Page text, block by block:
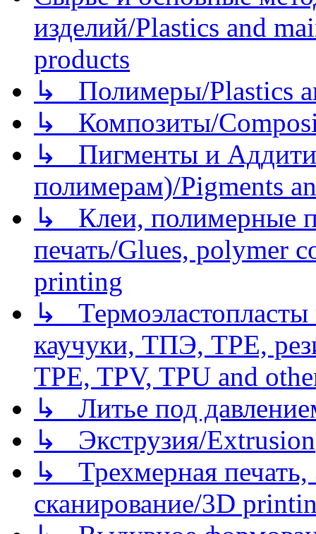
изделий/Plastics and
products
↳ Полимеры/Plastics
↳ Композиты/
↳ Пигменты и
полимерам)/Pigments
↳ Клеи, полимерные
печать/Glues, polymer
printing
↳
каучуки, ТПЭ, TPE,
TPE, TPV, TPU and
↳ Литье под
↳ Экструзия/Extrusion
↳ Трехмерная
сканирование/3D